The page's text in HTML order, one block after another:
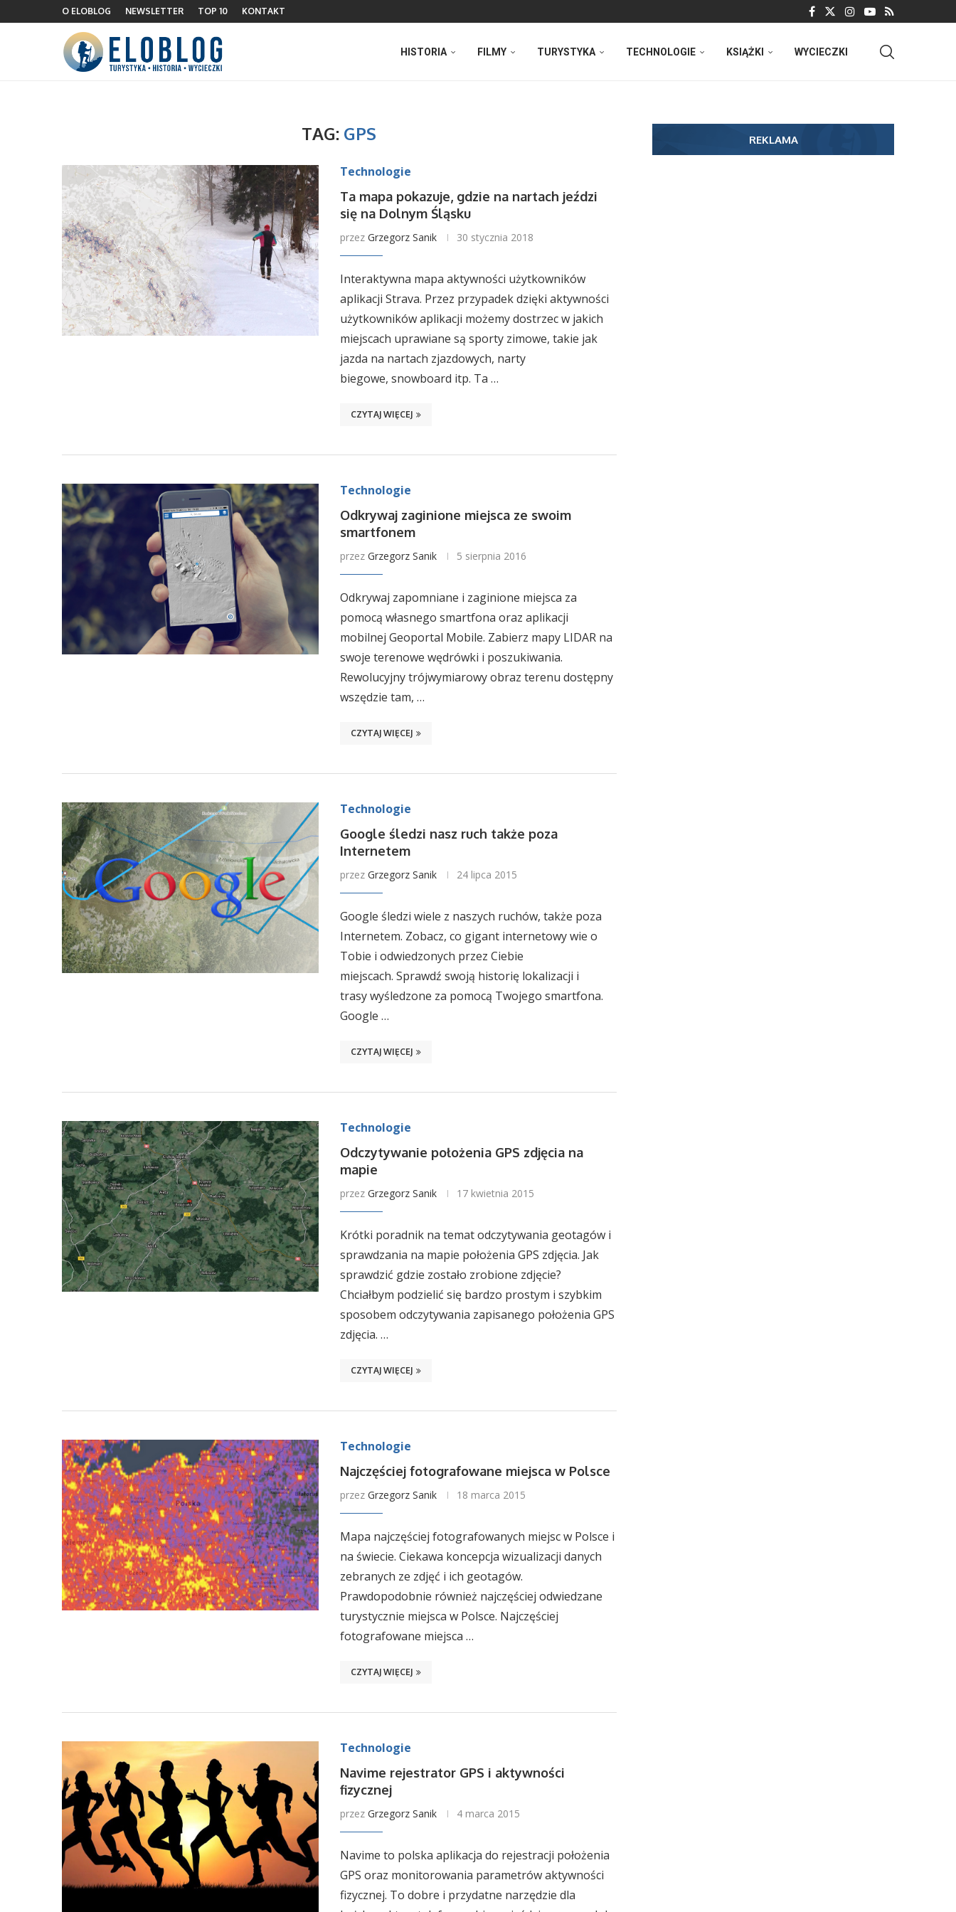
O ELOBLOG NEWSLETTER TOP 10 KONTAKT
HISTORIA FILMY TURYSTYKA TECHNOLOGIE KSIĄŻKI WYCIECZKI
TAG: GPS
Technologie
Ta mapa pokazuje, gdzie na nartach jeździ
się na Dolnym Śląsku
przez Grzegorz Sanik 30 stycznia 2018
Interaktywna mapa aktywności użytkowników
aplikacji Strava. Przez przypadek dzięki aktywności
użytkowników aplikacji możemy dostrzec w jakich
miejscach uprawiane są sporty zimowe, takie jak
jazda na nartach zjazdowych, narty
biegowe, snowboard itp. Ta …
CZYTAJ WIĘCEJ
Technologie
Odkrywaj zaginione miejsca ze swoim
smartfonem
przez Grzegorz Sanik 5 sierpnia 2016
Odkrywaj zapomniane i zaginione miejsca za
pomocą własnego smartfona oraz aplikacji
mobilnej Geoportal Mobile. Zabierz mapy LIDAR na
swoje terenowe wędrówki i poszukiwania.
Rewolucyjny trójwymiarowy obraz terenu dostępny
wszędzie tam, …
CZYTAJ WIĘCEJ
Technologie
Google śledzi nasz ruch także poza
Internetem
przez Grzegorz Sanik 24 lipca 2015
Google śledzi wiele z naszych ruchów, także poza
Internetem. Zobacz, co gigant internetowy wie o
Tobie i odwiedzonych przez Ciebie
miejscach. Sprawdź swoją historię lokalizacji i
trasy wyśledzone za pomocą Twojego smartfona.
Google …
CZYTAJ WIĘCEJ
Technologie
Odczytywanie położenia GPS zdjęcia na
mapie
przez Grzegorz Sanik 17 kwietnia 2015
Krótki poradnik na temat odczytywania geotagów i
sprawdzania na mapie położenia GPS zdjęcia. Jak
sprawdzić gdzie zostało zrobione zdjęcie?
Chciałbym podzielić się bardzo prostym i szybkim
sposobem odczytywania zapisanego położenia GPS
zdjęcia. …
CZYTAJ WIĘCEJ
Technologie
Najczęściej fotografowane miejsca w Polsce
przez Grzegorz Sanik 18 marca 2015
Mapa najczęściej fotografowanych miejsc w Polsce i
na świecie. Ciekawa koncepcja wizualizacji danych
zebranych ze zdjęć i ich geotagów.
Prawdopodobnie również najczęściej odwiedzane
turystycznie miejsca w Polsce. Najczęściej
fotografowane miejsca …
CZYTAJ WIĘCEJ
Technologie
Navime rejestrator GPS i aktywności
fizycznej
przez Grzegorz Sanik 4 marca 2015
Navime to polska aplikacja do rejestracji położenia
GPS oraz monitorowania parametrów aktywności
fizycznej. To dobre i przydatne narzędzie dla
REKLAMA